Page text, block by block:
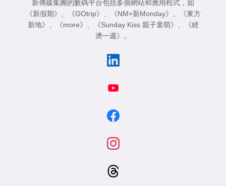
新傳媒集團的數碼平台包括多個網站和應用程式，如
《新假期》 、 《GOtrip》 、 《NM+新Monday》 、
《東方
新地》 、 《more》 、 《Sunday Kiss 親子童萌》 、
《經
濟一週》 。